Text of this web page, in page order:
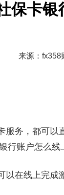
保卡
来源：fx358
服务，都可以
行账户怎么线
以在线上完成